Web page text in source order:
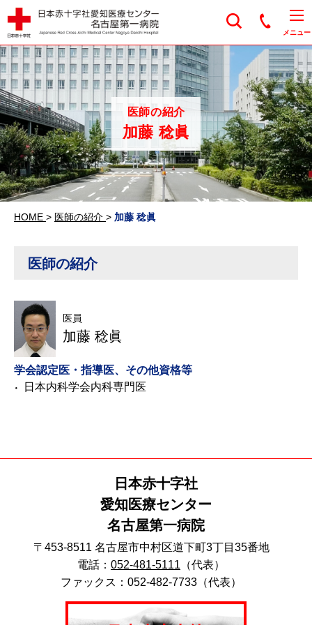
メニュー
医師の紹介
加藤 稔眞
HOME > 医師の紹介 > 加藤 稔眞
医師の紹介
医員
加藤 稔眞
学会認定医・指導医、その他資格等
日本内科学会内科専門医
日本赤十字社
愛知医療センター
名古屋第一病院
〒453-8511 名古屋市中村区道下町3丁目35番地
電話： 052-481-5111 （代表）
ファックス：052-482-7733（代表）